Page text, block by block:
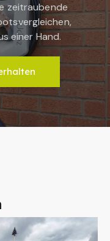
zeitraubende
einer Hand.